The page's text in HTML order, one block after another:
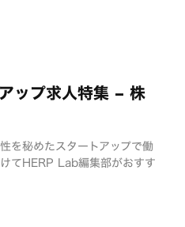
ップ求人特集 – 株
を秘めたスタートアップで働
てHERP Lab編集部がおすす